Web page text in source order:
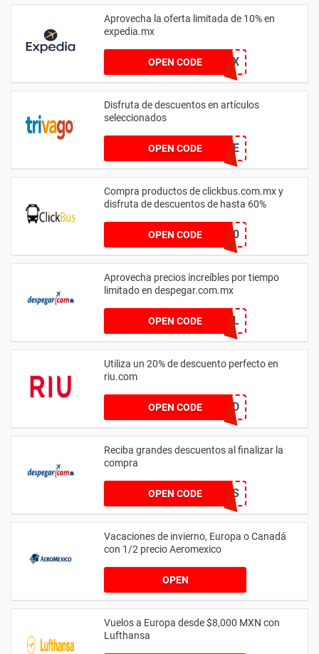
Aprovecha la oferta limitada de 10% en
expedia.mx
OPEN CODE
UNIVERSAL10BEX
Disfruta de descuentos en artículos
seleccionados
OPEN CODERESIDENCE
Compra productos de clickbus.com.mx y
disfruta de descuentos de hasta 60%
OPEN CODEPICODI60
Aprovecha precios increíbles por tiempo
limitado en despegar.com.mx
OPEN CODEPROYAL
Utiliza un 20% de descuento perfecto en
riu.com
OPEN CODE ZMQD
Reciba grandes descuentos al finalizar la
compra
OPEN CODE
PHDESTINOS
Vacaciones de invierno, Europa o Canadá
con 1/2 precio Aeromexico
OPEN
Vuelos a Europa desde $8,000 MXN con
Lufthansa